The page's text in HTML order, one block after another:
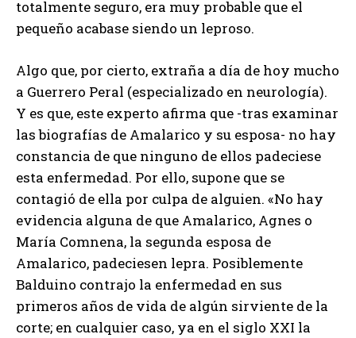
totalmente seguro, era muy probable que el
pequeño acabase siendo un leproso.
Algo que, por cierto, extraña a día de hoy mucho
a Guerrero Peral (especializado en neurología).
Y es que, este experto afirma que -tras examinar
las biografías de Amalarico y su esposa- no hay
constancia de que ninguno de ellos padeciese
esta enfermedad. Por ello, supone que se
contagió de ella por culpa de alguien. «No hay
evidencia alguna de que Amalarico, Agnes o
María Comnena, la segunda esposa de
Amalarico, padeciesen lepra. Posiblemente
Balduino contrajo la enfermedad en sus
primeros años de vida de algún sirviente de la
corte; en cualquier caso, ya en el siglo XXI la